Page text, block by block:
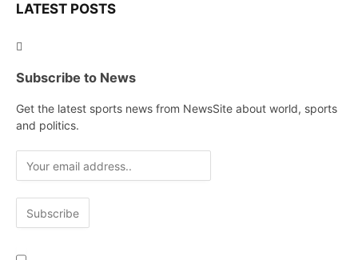
LATEST POSTS
Subscribe to News
Get the latest sports news from NewsSite about world, sports
and politics.